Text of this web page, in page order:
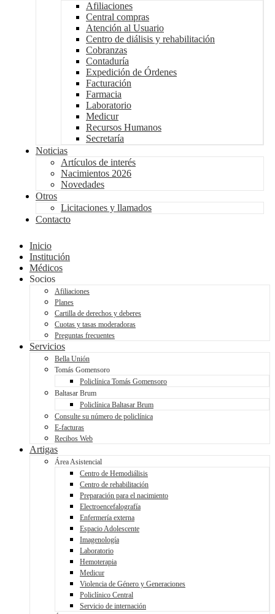
Afiliaciones
Central compras
Atención al Usuario
Centro de diálisis y rehabilitación
Cobranzas
Contaduría
Expedición de Órdenes
Facturación
Farmacia
Laboratorio
Medicur
Recursos Humanos
Secretaría
Noticias
Artículos de interés
Nacimientos 2026
Novedades
Otros
Licitaciones y llamados
Contacto
Inicio
Institución
Médicos
Socios
Afiliaciones
Planes
Cartilla de derechos y deberes
Cuotas y tasas moderadoras
Preguntas frecuentes
Servicios
Bella Unión
Tomás Gomensoro
Policlínica Tomás Gomensoro
Baltasar Brum
Policlínica Baltasar Brum
Consulte su número de policlínica
E-facturas
Recibos Web
Artigas
Área Asistencial
Centro de Hemodiálisis
Centro de rehabilitación
Preparación para el nacimiento
Electroencefalografía
Enfermería externa
Espacio Adolescente
Imagenología
Laboratorio
Hemoterapia
Medicur
Violencia de Género y Generaciones
Policlínico Central
Servicio de internación